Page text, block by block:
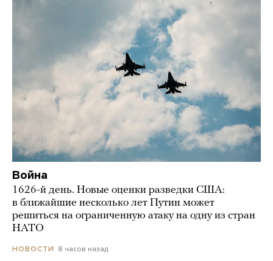
Война
1626-й день. Новые оценки разведки США:
в ближайшие несколько лет Путин может
решиться на ограниченную атаку на одну из стран
НАТО
НОВОСТИ 8 часов назад